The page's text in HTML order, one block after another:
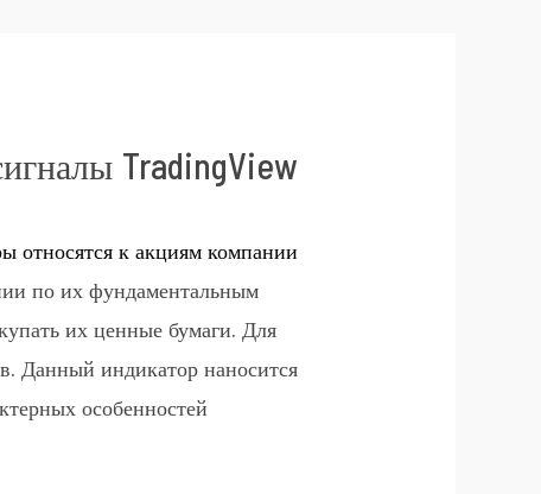
TradingView
относятся к акциям компании
по их фундаментальным
их ценные бумаги. Для
Данный индикатор наносится
особенностей